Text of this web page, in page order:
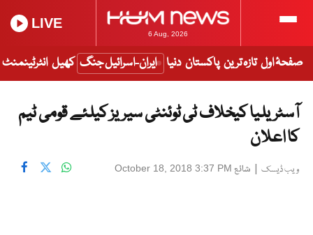
6 Aug, 2026
LIVE
صفحۂ اول تازہ ترین پاکستان دنیا ایران-اسرائیل جنگ کھیل انٹرٹینمنٹ
آسٹریلیا کیخلاف ٹی ٹوئنٹی سیریز کیلئے قومی ٹیم
کا اعلان
ویب ڈیسک | شائع October 18, 2018 3:37 PM